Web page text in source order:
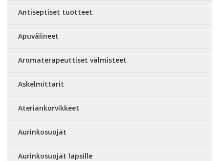
Antiseptiset tuotteet
Apuvälineet
Aromaterapeuttiset valmisteet
Askelmittarit
Ateriankorvikkeet
Aurinkosuojat
Aurinkosuojat lapsille